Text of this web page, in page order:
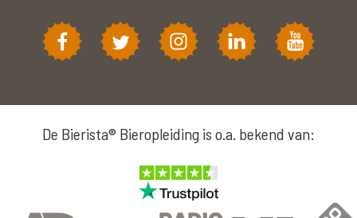
De Bierista® Bieropleiding is o.a. bekend van: